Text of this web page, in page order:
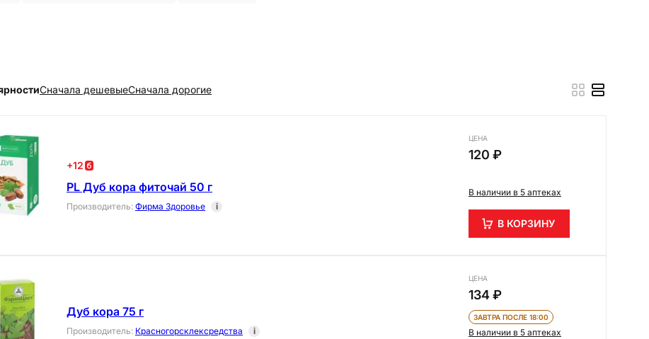
Cначала дешевыеCначала дорогие
+12
PL Дуб кора фиточай 50 г
Производитель: Фирма Здоровье i
ЦЕНА
120 ₽
В наличии в 5 аптеках
В КОРЗИНУ
Дуб кора 75 г
Производитель: Красногорсклексредства
i
ЦЕНА
134 ₽
ЗАВТРА ПОСЛЕ 18:00
В наличии в 5 аптеках